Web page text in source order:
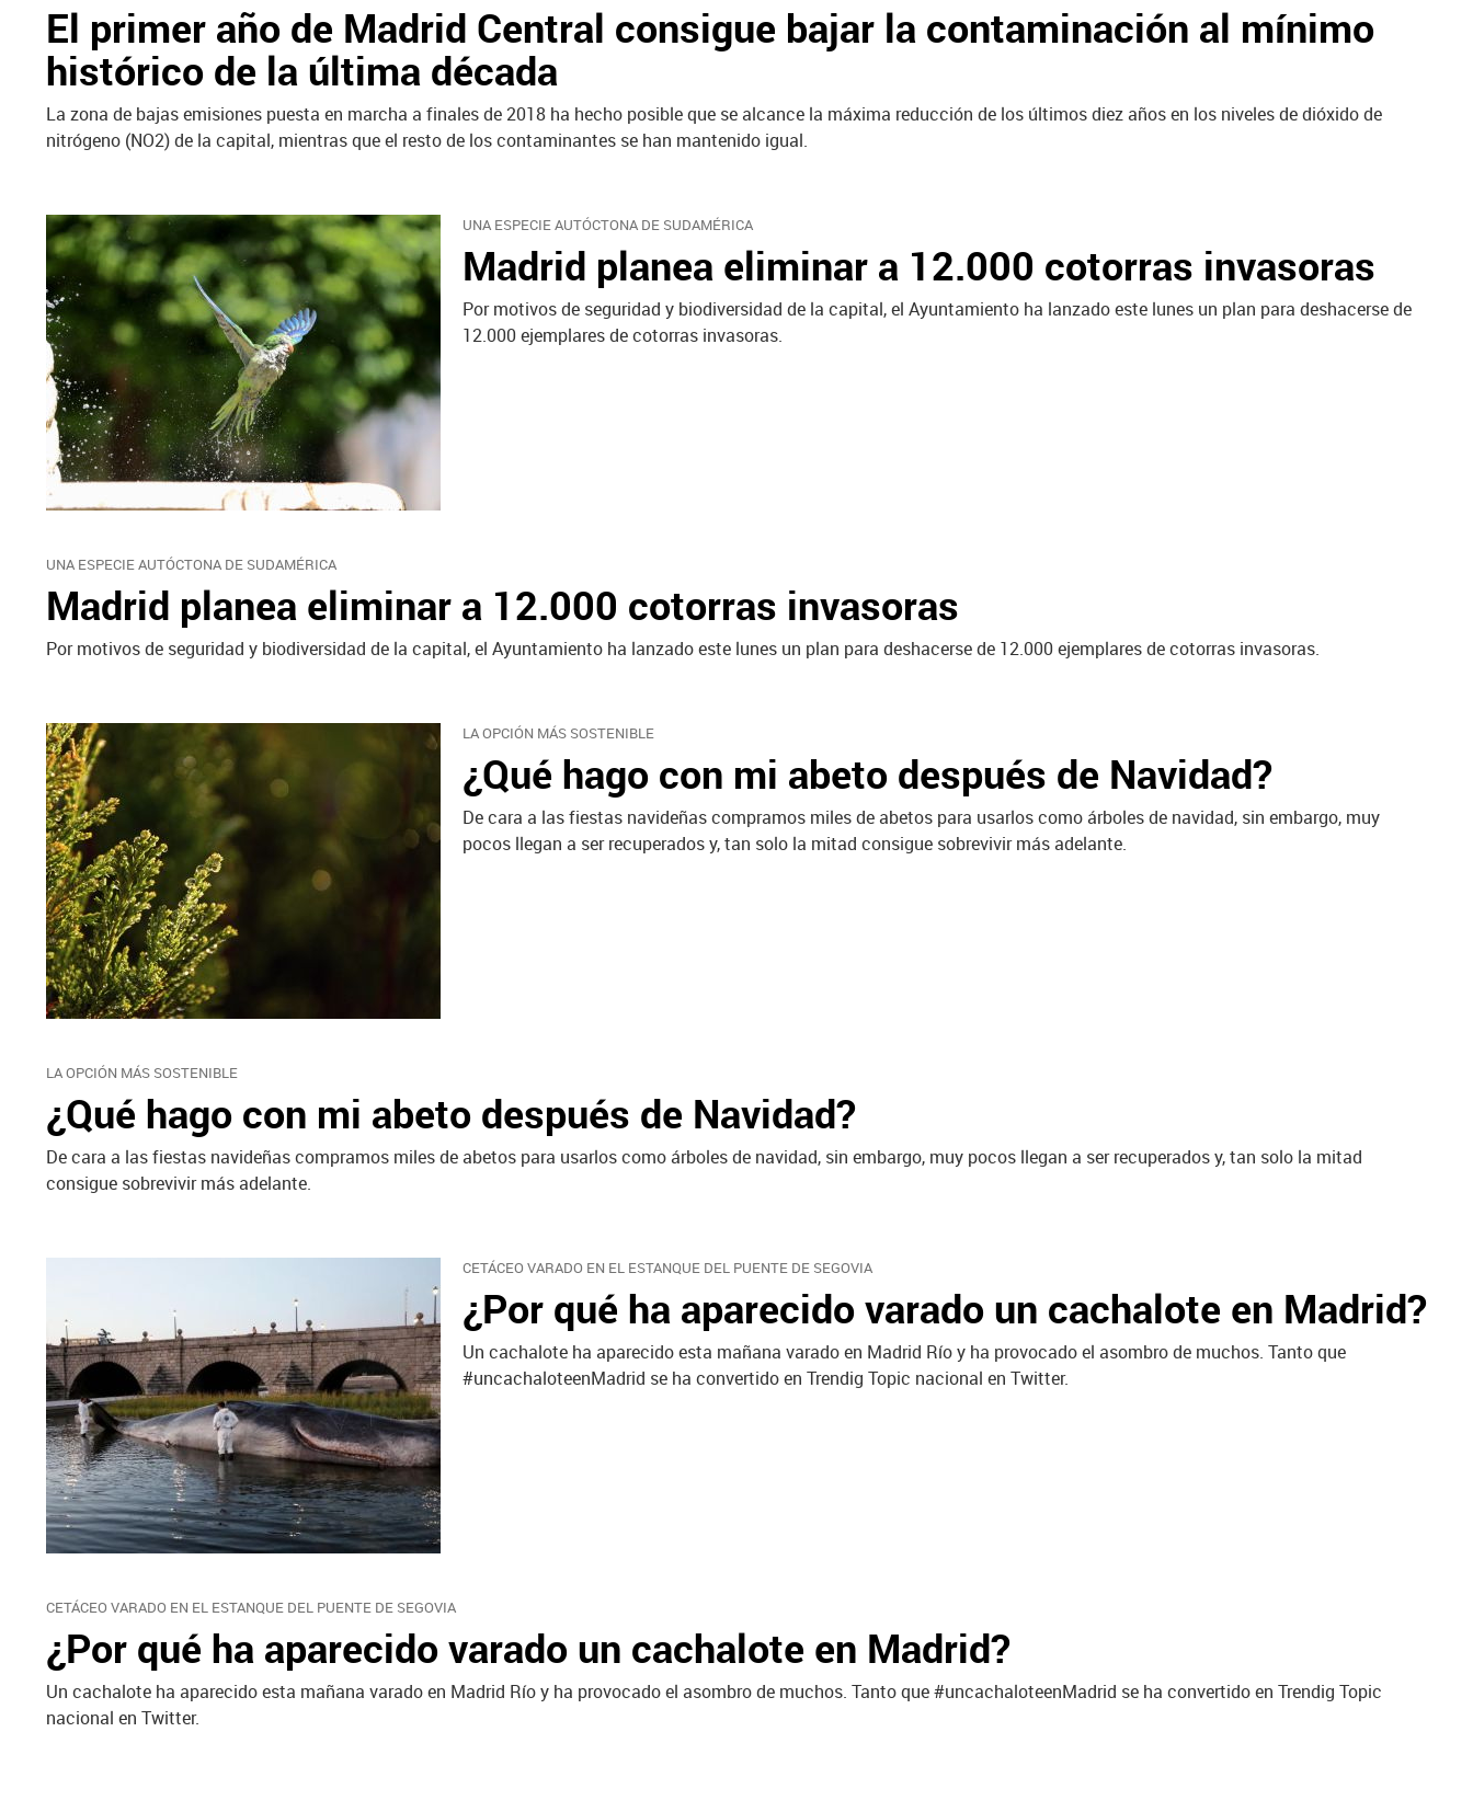
El primer año de Madrid Central consigue bajar la contaminación al mínimo
histórico de la última década
La zona de bajas emisiones puesta en marcha a finales de 2018 ha hecho posible que se alcance la máxima reducción de los últimos diez años en los niveles de dióxido de
nitrógeno (NO2) de la capital, mientras que el resto de los contaminantes se han mantenido igual.
UNA ESPECIE AUTÓCTONA DE SUDAMÉRICA
Madrid planea eliminar a 12.000 cotorras invasoras
Por motivos de seguridad y biodiversidad de la capital, el Ayuntamiento ha lanzado este lunes un plan para deshacerse de
12.000 ejemplares de cotorras invasoras.
UNA ESPECIE AUTÓCTONA DE SUDAMÉRICA
Madrid planea eliminar a 12.000 cotorras invasoras
Por motivos de seguridad y biodiversidad de la capital, el Ayuntamiento ha lanzado este lunes un plan para deshacerse de 12.000 ejemplares de cotorras invasoras.
LA OPCIÓN MÁS SOSTENIBLE
¿Qué hago con mi abeto después de Navidad?
De cara a las fiestas navideñas compramos miles de abetos para usarlos como árboles de navidad, sin embargo, muy
pocos llegan a ser recuperados y, tan solo la mitad consigue sobrevivir más adelante.
LA OPCIÓN MÁS SOSTENIBLE
¿Qué hago con mi abeto después de Navidad?
De cara a las fiestas navideñas compramos miles de abetos para usarlos como árboles de navidad, sin embargo, muy pocos llegan a ser recuperados y, tan solo la mitad
consigue sobrevivir más adelante.
CETÁCEO VARADO EN EL ESTANQUE DEL PUENTE DE SEGOVIA
¿Por qué ha aparecido varado un cachalote en Madrid?
Un cachalote ha aparecido esta mañana varado en Madrid Río y ha provocado el asombro de muchos. Tanto que
#uncachaloteenMadrid se ha convertido en Trendig Topic nacional en Twitter.
CETÁCEO VARADO EN EL ESTANQUE DEL PUENTE DE SEGOVIA
¿Por qué ha aparecido varado un cachalote en Madrid?
Un cachalote ha aparecido esta mañana varado en Madrid Río y ha provocado el asombro de muchos. Tanto que #uncachaloteenMadrid se ha convertido en Trendig Topic
nacional en Twitter.